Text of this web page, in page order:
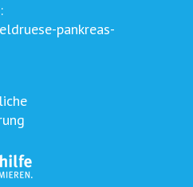
pankreas-